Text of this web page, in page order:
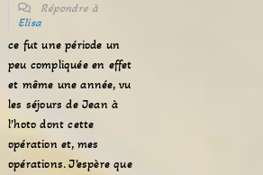
Répondre à
Elisa
ce fut une période un
peu compliquée en effet
et même une année, vu
les séjours de Jean à
l’hoto dont cette
opération et, mes
opérations. J’espère que